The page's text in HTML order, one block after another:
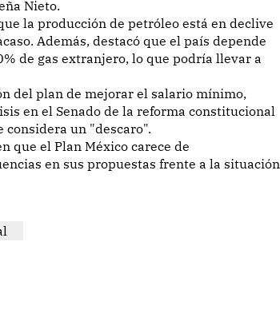
Nieto.
la producción de petróleo está en declive
Además, destacó que el país depende
de gas extranjero, lo que podría llevar a
del plan de mejorar el salario mínimo,
en el Senado de la reforma constitucional
un "descaro".
que el Plan México carece de
en sus propuestas frente a la situación